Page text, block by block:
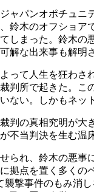
ャパンオポチュ
鈴木のオフショ
しまった。鈴木の
解な出来事も解明
って人生を狂わ
判所で起きた。
ない。しかもネッ
判の真相究明が
不当判決を生む温
られ、鈴木の悪
拠点を置く多く
襲撃事件のもみ消